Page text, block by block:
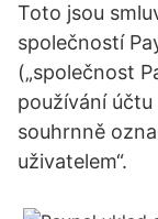
Toto jsou
společností
(„společnost
používání účtu
souhrnně
uživatelem“.